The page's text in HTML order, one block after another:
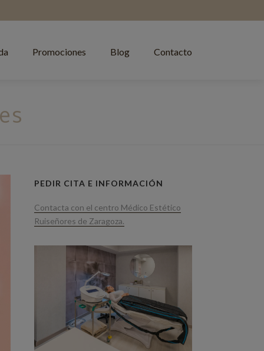
Promociones Blog Contacto
PEDIR CITA E INFORMACIÓN
Contacta con el centro Médico Estético
Ruiseñores de Zaragoza.